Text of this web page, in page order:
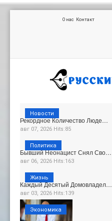
О нас Контакт
Рекордное Количество Люде…
авг 07, 2026 Hits:85
Новости
Бывший Неонацист Снял Сво…
авг 06, 2026 Hits:163
Политика
Каждый Десятый Домовладел…
авг 03, 2026 Hits:139
Жизнь
Экономика